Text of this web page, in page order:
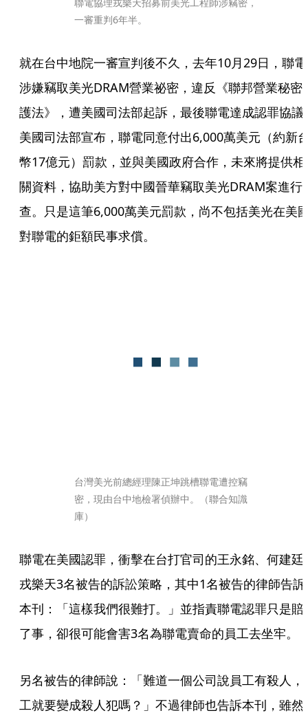
一審重判6年半。
就在台中地院一審宣判後不久，去年10月29日，聯電
涉嫌竊取美光DRAM營業祕密，違反《聯邦營業秘密
護法》，遭美國司法部起訴，最後聯電達成認罪協議
美國司法部宣布，聯電同意付出6,000萬美元（約新
幣17億元）罰款，並與美國政府合作，未來將提供相
關資料，協助美方對中國晉華竊取美光DRAM案進行
查。只是這筆6,000萬美元罰款，尚不包括美光在美
對聯電的鉅額民事求償。
台灣美光前總經理陳正坤跳槽聯電遭控竊
密，現由台中地檢署偵辦中。（聯合知識
庫）
聯電在美國認罪，衝擊在台打官司的王永銘、何建廷
戎樂天3名被告的訴訟策略，其中1名被告的律師告訴
本刊：「這樣我們很難打。」並指責聯電認罪只是賠
了事，卻很可能會害3名為聯電賣命的員工去坐牢。
另名被告的律師說：「難道一個公司說員工有殺人，
工就要變成殺人犯嗎？」不過律師也告訴本刊，雖然